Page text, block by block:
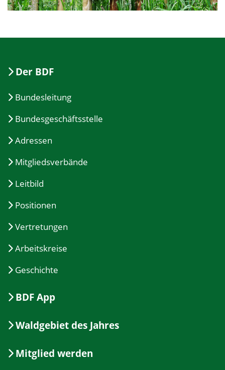
Der BDF
Bundesleitung
Bundesgeschäftsstelle
Adressen
Mitgliedsverbände
Leitbild
Positionen
Vertretungen
Arbeitskreise
Geschichte
BDF App
Waldgebiet des Jahres
Mitglied werden